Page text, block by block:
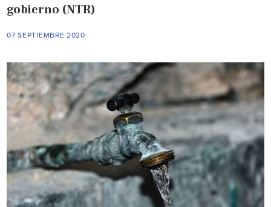
gobierno (NTR)
07 SEPTIEMBRE 2020